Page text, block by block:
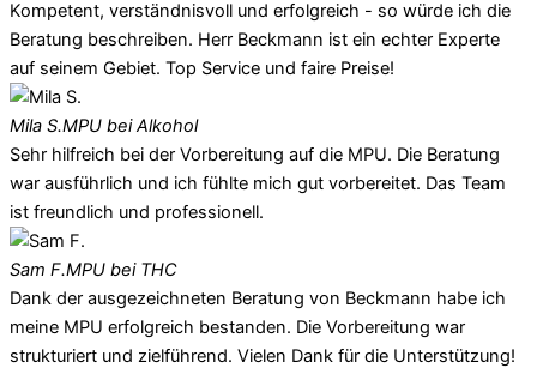
Kompetent, verständnisvoll und erfolgreich - so würde ich die
Beratung beschreiben. Herr Beckmann ist ein echter Experte
auf seinem Gebiet. Top Service und faire Preise!
Mila S.MPU bei Alkohol
Sehr hilfreich bei der Vorbereitung auf die MPU. Die Beratung
war ausführlich und ich fühlte mich gut vorbereitet. Das Team
ist freundlich und professionell.
Sam F.MPU bei THC
Dank der ausgezeichneten Beratung von Beckmann habe ich
meine MPU erfolgreich bestanden. Die Vorbereitung war
strukturiert und zielführend. Vielen Dank für die Unterstützung!